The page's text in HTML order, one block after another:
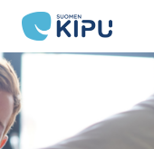
Siirry
sivun
sisältöön
Suomen Kipu ry